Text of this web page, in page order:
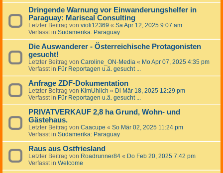
Dringende Warnung vor Einwanderungshelfer in
Paraguay: Mariscal Consulting
Letzter Beitrag von violi12369 « Sa Apr 12, 2025 9:07 am
Verfasst in Südamerika: Paraguay
Die Auswanderer - Österreichische Protagonisten
gesucht!
Letzter Beitrag von Caroline_ON-Media « Mo Apr 07, 2025 4:35 pm
Verfasst in Für Reportagen u.ä. gesucht ...
Anfrage ZDF-Dokumentation
Letzter Beitrag von KimUhlich « Di Mär 18, 2025 12:29 pm
Verfasst in Für Reportagen u.ä. gesucht ...
PRIVATVERKAUF 2,8 ha Grund, Wohn- und
Gästehaus.
Letzter Beitrag von Caacupe « So Mär 02, 2025 11:24 pm
Verfasst in Südamerika: Paraguay
Raus aus Ostfriesland
Letzter Beitrag von Roadrunner84 « Do Feb 20, 2025 7:42 pm
Verfasst in Welcome